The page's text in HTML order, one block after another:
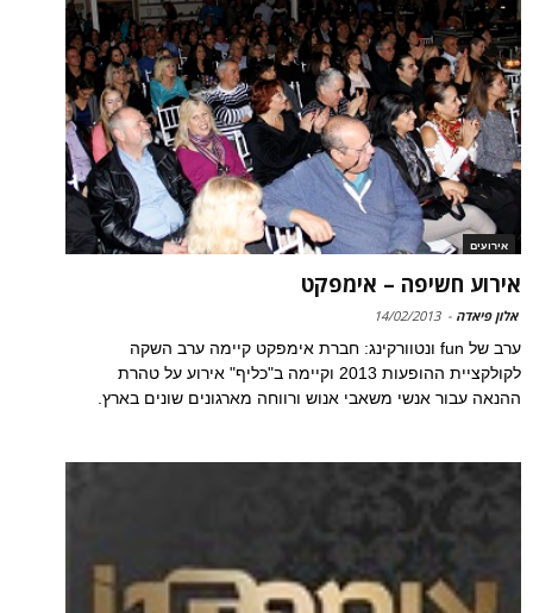
אירועים
אירוע חשיפה – אימפקט‎
אלון פיאדה -
14/02/2013
ערב של fun ונטוורקינג: חברת אימפקט קיימה ערב השקה
לקולקציית ההופעות 2013 וקיימה ב"כליף" אירוע על טהרת
ההנאה עבור אנשי משאבי אנוש ורווחה מארגונים שונים בארץ.